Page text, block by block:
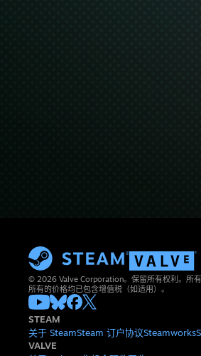
© 2026 Valve Corporation。保留所有权利。所
所有的价格均已包含增值税（如适用）。
STEAM
关于 SteamSteam 订户协议Steamworks
VALVE